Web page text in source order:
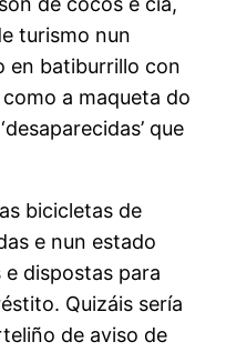
turismo nun
en batiburrillo con
a maqueta do
que
bicicletas de
e nun estado
dispostas para
Quizáis sería
de aviso de